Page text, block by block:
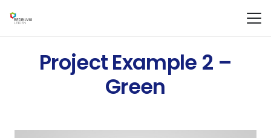
Project Example 2 –
Green